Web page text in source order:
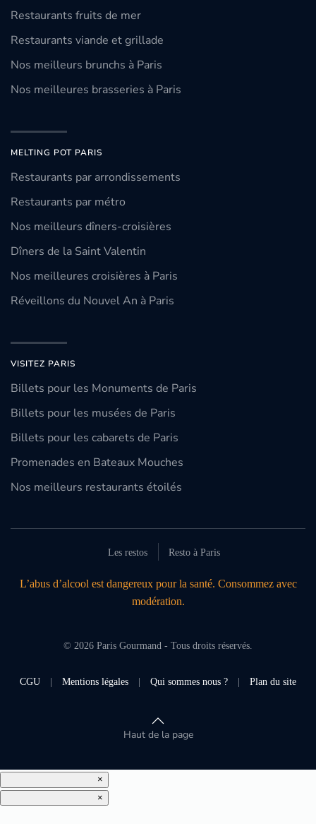
Restaurants fruits de mer
Restaurants viande et grillade
Nos meilleurs brunchs à Paris
Nos meilleures brasseries à Paris
MELTING POT PARIS
Restaurants par arrondissements
Restaurants par métro
Nos meilleurs dîners-croisières
Dîners de la Saint Valentin
Nos meilleures croisières à Paris
Réveillons du Nouvel An à Paris
VISITEZ PARIS
Billets pour les Monuments de Paris
Billets pour les musées de Paris
Billets pour les cabarets de Paris
Promenades en Bateaux Mouches
Nos meilleurs restaurants étoilés
Les restos Resto à Paris
L’abus d’alcool est dangereux pour la santé. Consommez avec
modération.
© 2026 Paris Gourmand - Tous droits réservés.
CGU Mentions légales Qui sommes nous ? Plan du site
Haut de la page
×
×